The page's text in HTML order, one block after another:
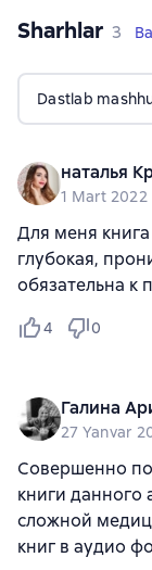
Sharhlar 3
3
Dastlab
наталья
1 Mart 2022
Для меня
глубокая,
обязательна к
4 0
Галина
27 Yanvar
Совершенно
книги данного
сложной
книг в аудио